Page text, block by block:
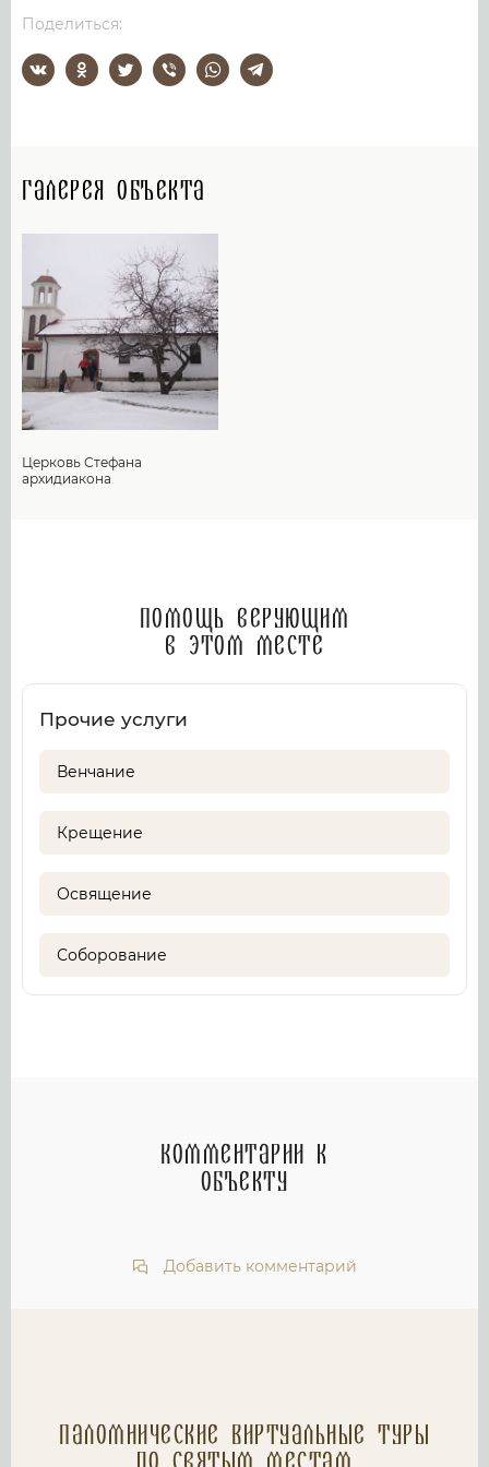
Поделиться:
Галерея объекта
Церковь Стефана
архидиакона
Помощь верующим
в этом месте
Прочие услуги
Венчание
Крещение
Освящение
Соборование
Комментарии к
объекту
Добавить комментарий
Паломнические Виртуальные туры